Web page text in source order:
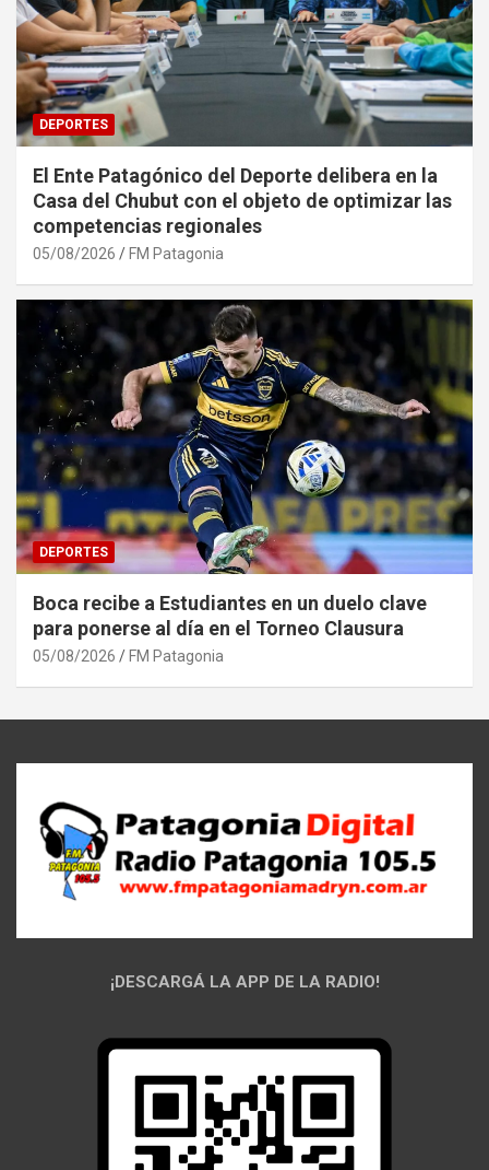
DEPORTES
El Ente Patagónico del Deporte delibera en la
Casa del Chubut con el objeto de optimizar las
competencias regionales
05/08/2026 FM Patagonia
DEPORTES
Boca recibe a Estudiantes en un duelo clave
para ponerse al día en el Torneo Clausura
05/08/2026 FM Patagonia
¡DESCARGÁ LA APP DE LA RADIO!